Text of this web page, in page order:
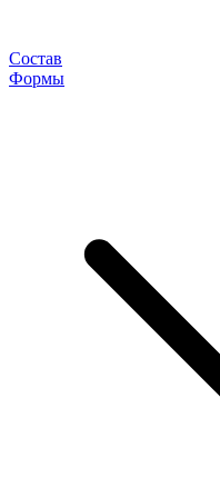
Состав
Формы